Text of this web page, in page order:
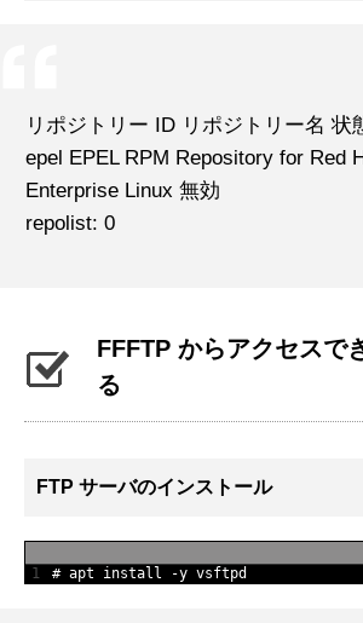
リポジトリー ID リポジトリー名 状
epel EPEL RPM Repository for Red
Enterprise Linux 無効
repolist: 0
FFFTP からアクセスで
る
FTP サーバのインストール
1 # apt install -y vsftpd